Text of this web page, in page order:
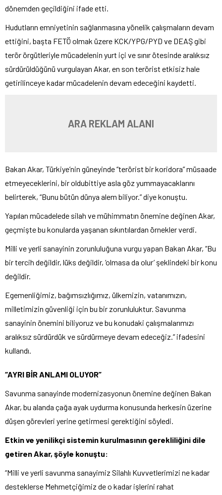
dönemden geçildiğini ifade etti.
Hudutların emniyetinin sağlanmasına yönelik çalışmaların devam
ettiğini, başta FETÖ olmak üzere KCK/YPG/PYD ve DEAŞ gibi
terör örgütleriyle mücadelenin yurt içi ve sınır ötesinde aralıksız
sürdürüldüğünü vurgulayan Akar, en son terörist etkisiz hale
getirilinceye kadar mücadelenin devam edeceğini kaydetti.
ARA REKLAM ALANI
Bakan Akar, Türkiye’nin güneyinde “terörist bir koridora” müsaade
etmeyeceklerini, bir oldubittiye asla göz yummayacaklarını
belirterek, “Bunu bütün dünya alem biliyor.” diye konuştu.
Yapılan mücadelede silah ve mühimmatın önemine değinen Akar,
geçmişte bu konularda yaşanan sıkıntılardan örnekler verdi.
Milli ve yerli sanayinin zorunluluğuna vurgu yapan Bakan Akar, “Bu
bir tercih değildir, lüks değildir, ‘olmasa da olur’ şeklindeki bir konu
değildir.
Egemenliğimiz, bağımsızlığımız, ülkemizin, vatanımızın,
milletimizin güvenliği için bu bir zorunluluktur. Savunma
sanayinin önemini biliyoruz ve bu konudaki çalışmalarımızı
aralıksız sürdürdük ve sürdürmeye devam edeceğiz.” ifadesini
kullandı.
“AYRI BİR ANLAMI OLUYOR”
Savunma sanayinde modernizasyonun önemine değinen Bakan
Akar, bu alanda çağa ayak uydurma konusunda herkesin üzerine
düşen görevleri yerine getirmesi gerektiğini söyledi.
Etkin ve yenilikçi sistemin kurulmasının gerekliliğini dile
getiren Akar, şöyle konuştu:
“Milli ve yerli savunma sanayimiz Silahlı Kuvvetlerimizi ne kadar
desteklerse Mehmetçiğimiz de o kadar işlerini rahat